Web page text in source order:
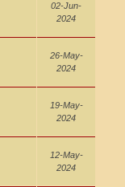
02-Jun-
2024
26-May-
2024
19-May-
2024
12-May-
2024